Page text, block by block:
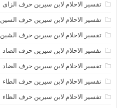
تفسير الاحلام لابن سيرين حرف الزاى
تفسير الاحلام لابن سيرين حرف السين
تفسير الاحلام لابن سيرين حرف الشين
تفسير الاحلام لابن سيرين حرف الصاد
تفسير الاحلام لابن سيرين حرف الضاد
تفسير الاحلام لابن سيرين حرف الطاء
تفسير الاحلام لابن سيرين حرف الظاء